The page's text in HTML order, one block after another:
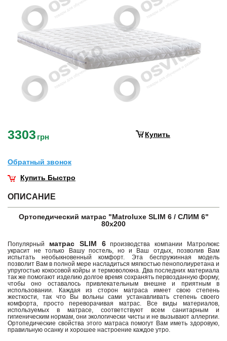
3303 грн Купить
Обратный звонок
Купить Быстро
ОПИСАНИЕ
Ортопедический матрас "Matroluxe SLIM 6 / СЛИМ 6"
80х200
Популярный матрас SLIM 6производства компании Матролюкс
украсит не только Вашу постель, но и Ваш отдых, позволив Вам
испытать необыкновенный комфорт. Эта беспружинная модель
позволит Вам в полной мере насладиться мягкостью пенополиуретана и
упругостью кокосовой койры и термоволокна. Два последних материала
так же помогают изделию долгое время сохранять первозданную форму,
чтобы оно оставалось привлекательным внешне и приятным в
использовании. Каждая из сторон матраса имеет свою степень
жесткости, так что Вы вольны сами устанавливать степень своего
комфорта, просто переворачивая матрас. Все виды материалов,
используемых в матрасе, соответствуют всем санитарным и
гигиеническим нормам, они экологически чисты и не вызывают аллергии.
Ортопедические свойства этого матраса помогут Вам иметь здоровую,
правильную осанку и хорошее настроение каждое утро.